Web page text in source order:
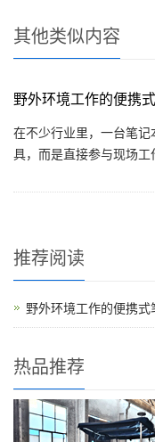
其他类似内容
在不少行业里，一台笔
具，而是直接参与现场工
见，普通消费级笔记本
推荐阅读
野外环境工作的便携式
热品推荐